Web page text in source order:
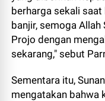
berharga sekali
banjir, semoga
Projo dengan
sekarang," sebut
Sementara itu,
mengatakan bahwa